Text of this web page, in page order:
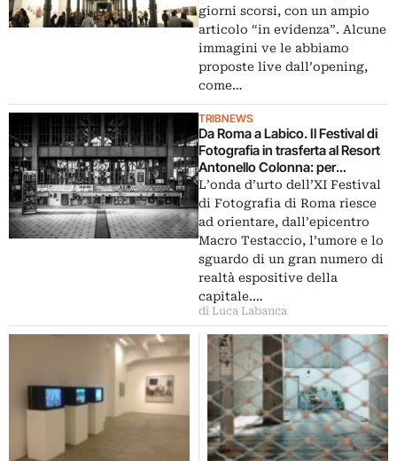
giorni scorsi, con un ampio
articolo “in evidenza”. Alcune
immagini ve le abbiamo
proposte live dall’opening,
come…
TRIBNEWS
Da Roma a Labico. Il Festival di
Fotografia in trasferta al Resort
Antonello Colonna: per
inaugurare SantralIstanbul,
progetto fotografico di
Giovanni De Angelis
L’onda d’urto dell’XI Festival
di Fotografia di Roma riesce
ad orientare, dall’epicentro
Macro Testaccio, l’umore e lo
sguardo di un gran numero di
realtà espositive della
capitale.…
di Luca Labanca